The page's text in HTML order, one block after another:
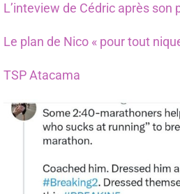
L’inteview de Cédric après son
Le plan de Nico « pour tout
TSP Atacama